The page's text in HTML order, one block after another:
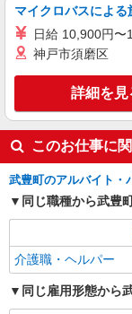
マイクロバスによ
日給 10,900円〜
神戸市須磨区
詳細を見
このお仕事に
武豊町のアルバイト・
同じ職種から武豊
介護職・ヘルパー
同じ雇用形態から